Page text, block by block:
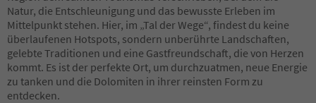
Natur, die Entschleunigung und das bewusste Erleben im
Mittelpunkt stehen. Hier, im „Tal der Wege“, findest du keine
überlaufenen Hotspots, sondern unberührte Landschaften,
gelebte Traditionen und eine Gastfreundschaft, die von Herzen
kommt. Es ist der perfekte Ort, um durchzuatmen, neue Energie
zu tanken und die Dolomiten in ihrer reinsten Form zu
entdecken.